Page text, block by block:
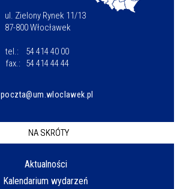
ul. Zielony Rynek 11/13
87-800 Włocławek
tel.:
54 414 40 00
fax.:
54 414 44 44
poczta@um.wloclawek.pl
NA SKRÓTY
Aktualności
Kalendarium wydarzeń